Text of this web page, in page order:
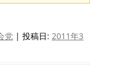
党 | 投稿日: 2011年3